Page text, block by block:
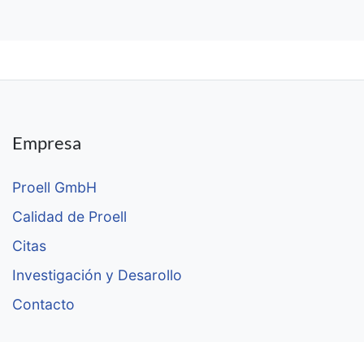
Empresa
Proell GmbH
Calidad de Proell
Citas
Investigación y Desarollo
Contacto